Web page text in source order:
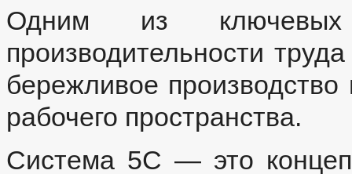
Одним из ключевых
производительности
бережливое
рабочего пространства.
Система 5С — это